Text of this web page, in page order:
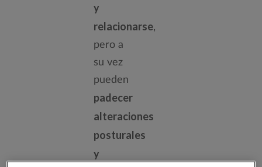
y
relacionarse,
pero a
su vez
pueden
padecer
alteraciones
posturales
y